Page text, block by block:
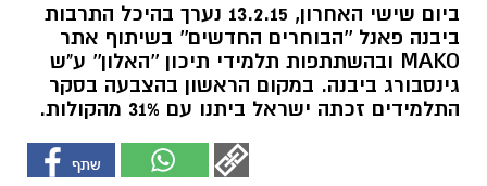
ביום שישי האחרון, 13.2.15 נערך בהיכל התרבות
ביבנה פאנל ''הבוחרים החדשים'' בשיתוף אתר
MAKO ובהשתתפות תלמידי תיכון ''האלון'' ע"ש
גינסבורג ביבנה. במקום הראשון בהצבעה בסקר
התלמידים זכתה ישראל ביתנו עם 31% מהקולות.